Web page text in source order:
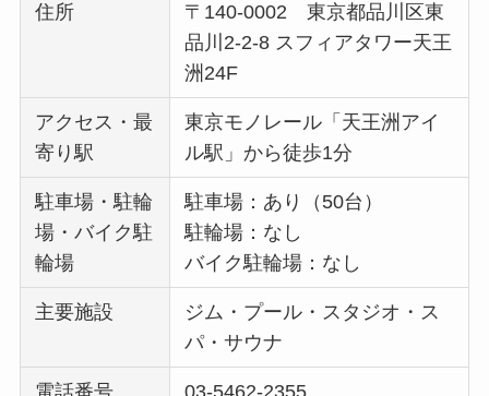
住所
〒140-0002 東京都品川区東
品川2-2-8 スフィアタワー天王
洲24F
アクセス・最
寄り駅
東京モノレール「天王洲アイ
ル駅」から徒歩1分
駐車場・駐輪
場・バイク駐
輪場
駐車場：あり（50台）
駐輪場：なし
バイク駐輪場：なし
主要施設
ジム・プール・スタジオ・ス
パ・サウナ